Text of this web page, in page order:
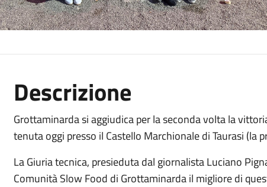
Descrizione
Grottaminarda si aggiudica per la seconda volta la
tenuta oggi presso il Castello Marchionale di Taurasi (la
La Giuria tecnica, presieduta dal giornalista Luciano
Comunità Slow Food di Grottaminarda il migliore di